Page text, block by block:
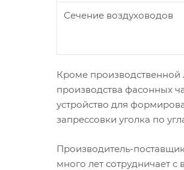
Сечение воздуховодов
Кроме производственной
производства фасонных
устройство для
запрессовки уголка по
Производитель-
много лет сотрудничает